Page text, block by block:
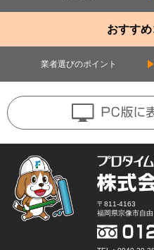
おすす
業者選びのポイント
〒811-4163
福岡県宗像市自